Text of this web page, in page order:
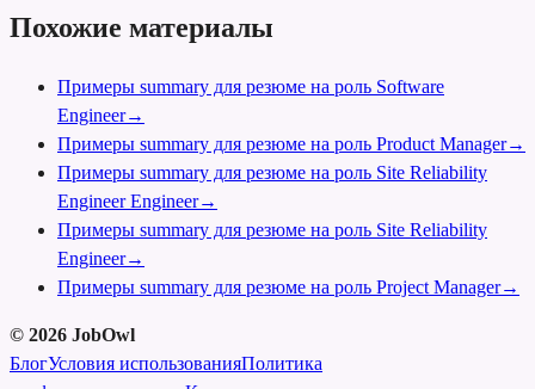
Похожие материалы
Примеры summary для резюме на роль Software
Engineer→
Примеры summary для резюме на роль Product Manager→
Примеры summary для резюме на роль Site Reliability
Engineer Engineer→
Примеры summary для резюме на роль Site Reliability
Engineer→
Примеры summary для резюме на роль Project Manager→
© 2026 JobOwl
БлогУсловия использованияПолитика